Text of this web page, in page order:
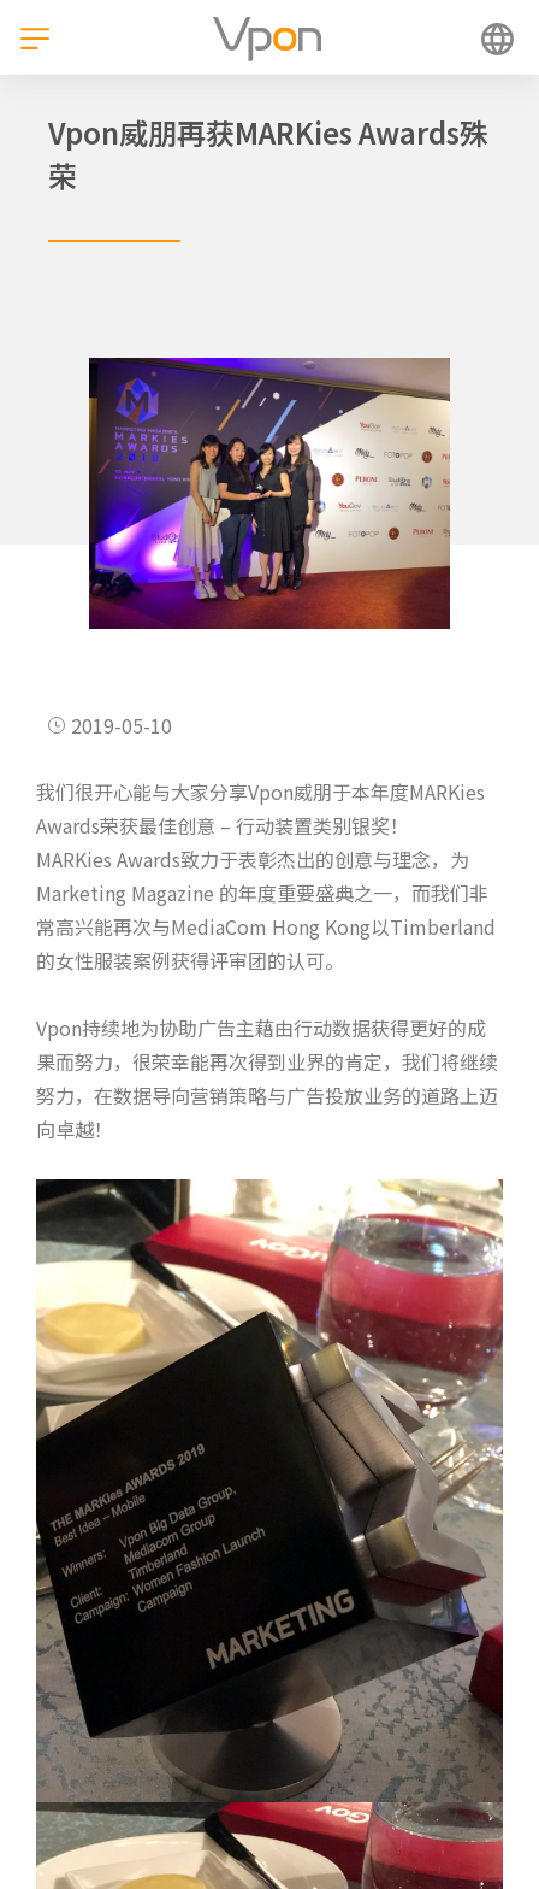
Vpon威朋再获MARKies Awards殊
荣
2019-05-10
我们很开心能与大家分享Vpon威朋于本年度MARKies
Awards荣获最佳创意 – 行动装置类别银奖！
MARKies Awards致力于表彰杰出的创意与理念，为
Marketing Magazine 的年度重要盛典之一，而我们非
常高兴能再次与MediaCom Hong Kong以Timberland
的女性服装案例获得评审团的认可。
Vpon持续地为协助广告主藉由行动数据获得更好的成
果而努力，很荣幸能再次得到业界的肯定，我们将继续
努力，在数据导向营销策略与广告投放业务的道路上迈
向卓越！